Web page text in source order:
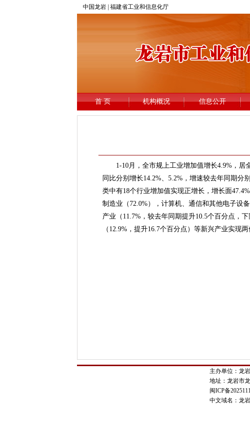
1-10月，全市规上工业增加值增长4.9%，居全
同比分别增长14.2%、5.2%，增速较去年同期分
类中有18个行业增加值实现正增长，增长面
制造业（72.0%），计算机、通信和其他电子设
产业（11.7%，较去年同期提升10.5个百分点，
（12.9%，提升16.7个百分点）等新兴产业实现两